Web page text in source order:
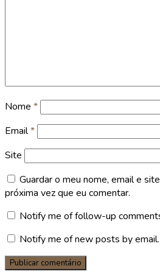
Nome *
Email*
Site
Guardar o meu nome, email e
próxima vez que eu comentar.
Notify me of follow-up
Notify me of new posts by email.